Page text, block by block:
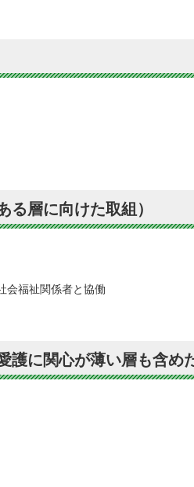
る層に向けた取組）
会福祉関係者と協働
護に関心が薄い層も含め